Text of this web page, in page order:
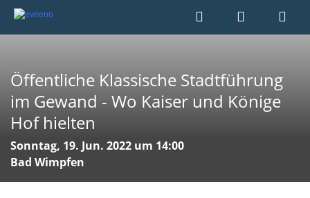
Öffentliche Klassische Stadtführung
im Gewand - Wo Kaiser und Könige
Hof hielten
Sonntag, 19. Jun. 2022 um 14:00
Bad Wimpfen